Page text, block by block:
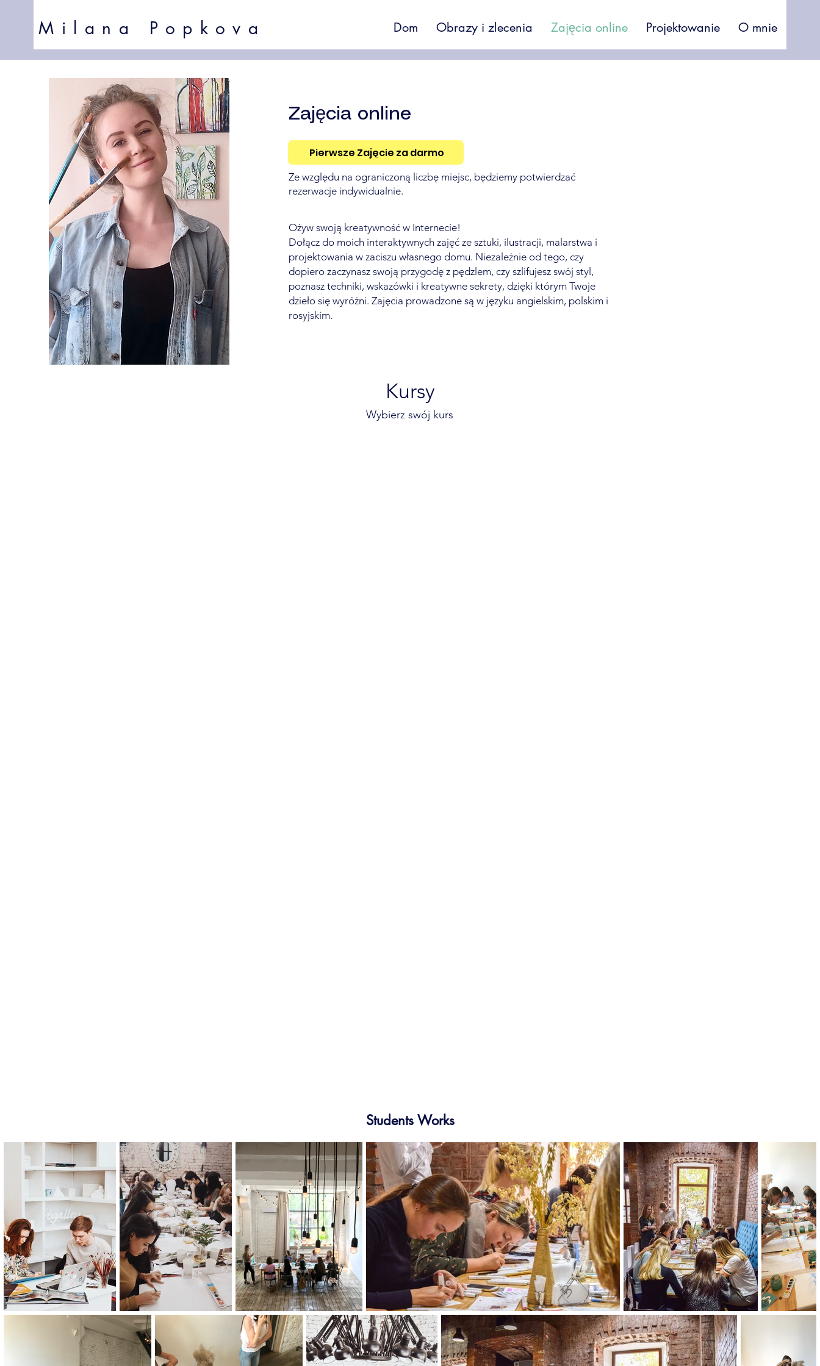
Milana Popkova Dom Obrazy i zlecenia Zajęcia online Projektowanie O mnie
Zajęcia online
Pierwsze Zajęcie za darmo
Ze względu na ograniczoną liczbę miejsc, będziemy potwierdzać
rezerwacje indywidualnie.
Ożyw swoją kreatywność w Internecie!
Dołącz do moich interaktywnych zajęć ze sztuki, ilustracji, malarstwa i
projektowania w zaciszu własnego domu. Niezależnie od tego, czy
dopiero zaczynasz swoją przygodę z pędzlem, czy szlifujesz swój styl,
poznasz techniki, wskazówki i kreatywne sekrety, dzięki którym Twoje
dzieło się wyróżni. Zajęcia prowadzone są w języku angielskim, polskim i
rosyjskim.
Kursy
Wybierz swój kurs
Students Works